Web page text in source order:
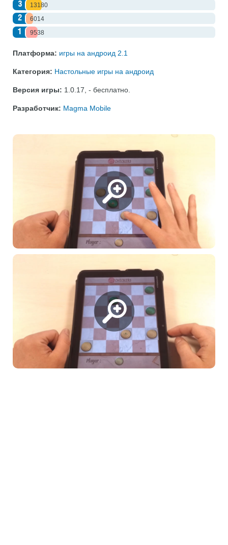
3 13180
2 6014
1 9538
Платформа: игры на андроид 2.1
Категория: Настольные игры на андроид
Версия игры: 1.0.17 - бесплатно
Разработчик: Magma Mobile